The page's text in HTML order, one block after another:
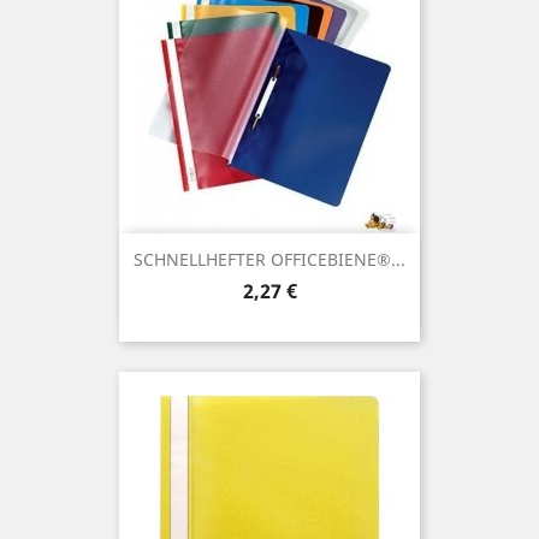
SCHNELLHEFTER OFFICEBIENE®...
Preis
2,27 €